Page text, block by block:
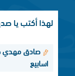
لهذا أكتب يا
صادق مهدي
اسابيع